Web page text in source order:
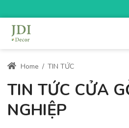
Home / TIN TỨC
TIN TỨC CỬA
NGHIỆP